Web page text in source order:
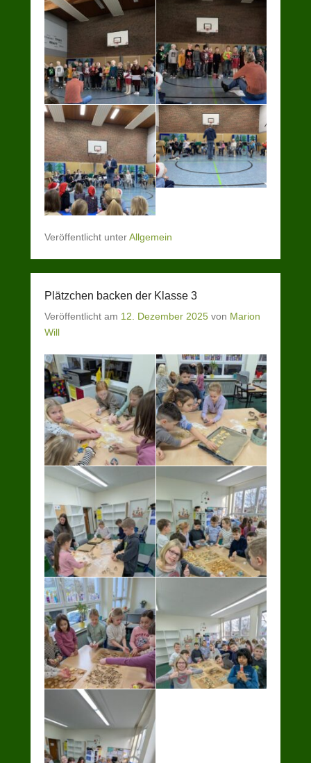
Veröffentlicht unterAllgemein
Plätzchen backen der Klasse 3
Veröffentlicht am 12. Dezember 2025 von Marion
Will